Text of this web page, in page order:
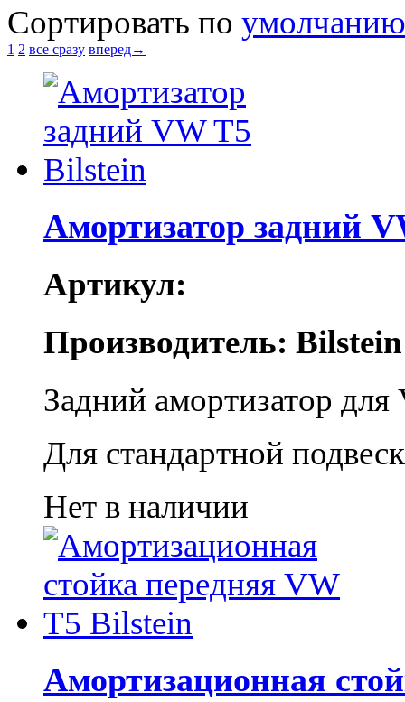
Сортировать по умолчанию
1 2 все сразу вперед→
Амортизатор задний
Артикул:
Производитель: Bilstein
Задний амортизатор
Для стандартной
Нет в наличии
Амортизационная